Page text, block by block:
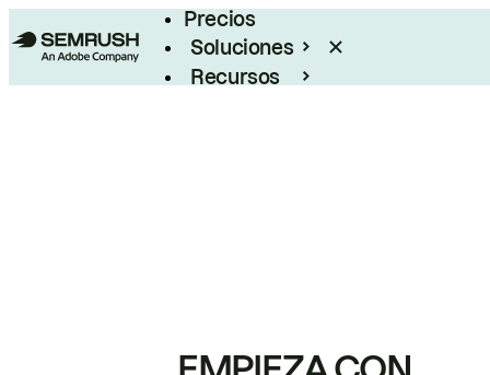
Precios
Soluciones
Recursos